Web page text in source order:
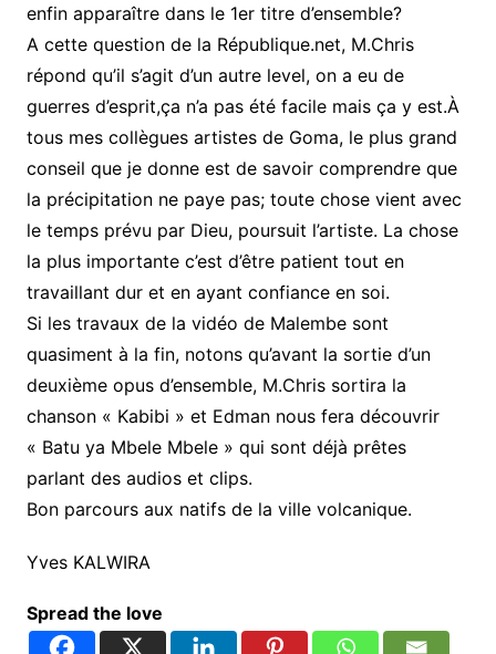
enfin apparaître dans le 1er titre d’ensemble?
A cette question de la République.net, M.Chris
répond qu’il s’agit d’un autre level, on a eu de
guerres d’esprit,ça n’a pas été facile mais ça y est.À
tous mes collègues artistes de Goma, le plus grand
conseil que je donne est de savoir comprendre que
la précipitation ne paye pas; toute chose vient avec
le temps prévu par Dieu, poursuit l’artiste. La chose
la plus importante c’est d’être patient tout en
travaillant dur et en ayant confiance en soi.
Si les travaux de la vidéo de Malembe sont
quasiment à la fin, notons qu’avant la sortie d’un
deuxième opus d’ensemble, M.Chris sortira la
chanson « Kabibi » et Edman nous fera découvrir
« Batu ya Mbele Mbele » qui sont déjà prêtes
parlant des audios et clips.
Bon parcours aux natifs de la ville volcanique.
Yves KALWIRA
Spread the love